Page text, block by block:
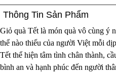
Thông Tin Sản Phẩm
Giỏ quà Tết là món quà vô cùng ý
thể nào thiếu của người Việt mỗi
Tết thể hiện tâm tình chân thành,
bình an và hạnh phúc đến người